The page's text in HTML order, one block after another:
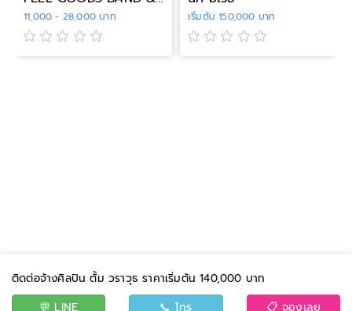
11,000 - 28,000 บาท เริ่มต้น 150,000 บาท
ติดต่อจ้างศิลปิน ตั้ม วราวุธ ราคาเริ่มต้น 140,000 บาท
💬 LINE
📞 โทร 📋 จองเลย